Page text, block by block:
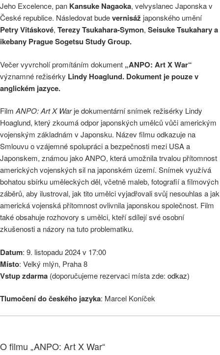
Jeho Excelence, pan Kansuke Nagaoka, velvyslanec Japonska v
České republice. Následovat budevernisáž japonského umění
Petry Vitáskové, Terezy Tsukahara-Symon, Seisuke Tsukahary a
ikebany Prague Sogetsu Study Group.
Večer vyvrcholí promítáním dokument „ANPO: Art X War“
významné režisérky Lindy Hoaglund. Dokument je pouze v
anglickém jazyce.
Film ANPO: Art X Warje dokumentární snímek režisérky Lindy
Hoaglund, který zkoumá odpor japonských umělců vůči americkým
vojenským základnám v Japonsku. Název filmu odkazuje na
Smlouvu o vzájemné spolupráci a bezpečnosti mezi USA a
Japonskem, známou jako ANPO, která umožnila trvalou přítomnost
amerických vojenských sil na japonském území. Snímek využívá
bohatou sbírku uměleckých děl, včetně maleb, fotografií a filmových
záběrů, aby ilustroval, jak tito umělci vyjadřovali svůj nesouhlas a jak
americká vojenská přítomnost ovlivnila japonskou společnost. Film
také obsahuje rozhovory s umělci, kteří sdílejí své osobní
zkušenosti a názory na tuto problematiku.
Datum: 9. listopadu 2024 v 17:00
Místo: Velký mlýn, Praha 8
Vstup zdarma (doporučujeme rezervaci místa zde: odkaz)
Tlumočení do českého jazyka: Marcel Koníček
O filmu „ANPO: Art X War“